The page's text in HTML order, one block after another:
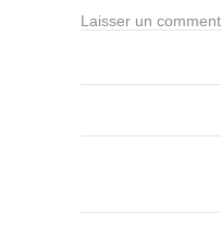
Laisser un